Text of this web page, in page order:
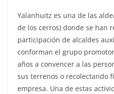
Yalanhuitz es una de las
de los cerros) donde se han
participación de alcaldes
conforman el grupo
años a convencer a las
sus terrenos o recolectando
empresa. Una de estas